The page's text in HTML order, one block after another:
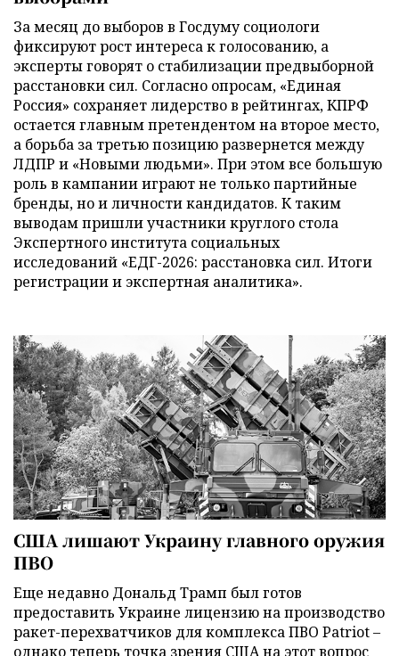
За месяц до выборов в Госдуму социологи
фиксируют рост интереса к голосованию, а
эксперты говорят о стабилизации предвыборной
расстановки сил. Согласно опросам, «Единая
Россия» сохраняет лидерство в рейтингах, КПРФ
остается главным претендентом на второе место,
а борьба за третью позицию развернется между
ЛДПР и «Новыми людьми». При этом все большую
роль в кампании играют не только партийные
бренды, но и личности кандидатов. К таким
выводам пришли участники круглого стола
Экспертного института социальных
исследований «ЕДГ-2026: расстановка сил. Итоги
регистрации и экспертная аналитика».
США лишают Украину главного оружия
ПВО
Еще недавно Дональд Трамп был готов
предоставить Украине лицензию на производство
ракет-перехватчиков для комплекса ПВО Patriot –
однако теперь точка зрения США на этот вопрос